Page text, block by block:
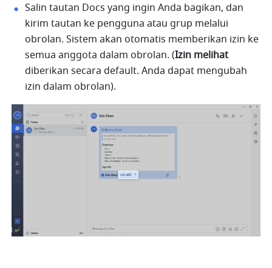
Salin tautan Docs yang ingin Anda bagikan, dan
kirim tautan ke pengguna atau grup melalui
obrolan. Sistem akan otomatis memberikan izin ke
semua anggota dalam obrolan. (Izin melihat
diberikan secara default. Anda dapat mengubah
izin dalam obrolan).